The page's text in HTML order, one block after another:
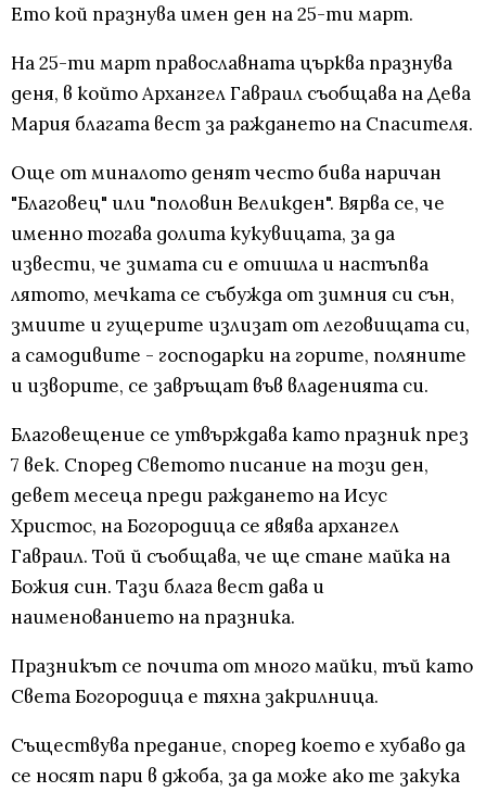
Ето кой празнува имен ден на 25-ти март.
На 25-ти март православната църква празнува
деня, в който Архангел Гавраил съобщава на Дева
Мария благата вест за раждането на Спасителя.
Още от миналото денят често бива наричан
"Благовец" или "половин Великден". Вярва се, че
именно тогава долита кукувицата, за да
извести, че зимата си е отишла и настъпва
лятото, мечката се събужда от зимния си сън,
змиите и гущерите излизат от леговищата си,
а самодивите - господарки на горите, поляните
и изворите, се завръщат във владенията си.
Благовещение се утвърждава като празник през
7 век. Според Светото писание на този ден,
девет месеца преди раждането на Исус
Христос, на Богородица се явява архангел
Гавраил. Той й съобщава, че ще стане майка на
Божия син. Тази блага вест дава и
наименованието на празника.
Празникът се почита от много майки, тъй като
Света Богородица е тяхна закрилница.
Съществува предание, според което е хубаво да
се носят пари в джоба, за да може ако те закука